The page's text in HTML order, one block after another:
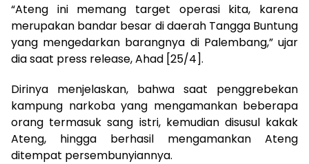
“Ateng ini memang target operasi kita, karena
merupakan bandar besar di daerah Tangga Buntung
yang mengedarkan barangnya di Palembang,” ujar
dia saat press release, Ahad [25/4].
Dirinya menjelaskan, bahwa saat penggrebekan
kampung narkoba yang mengamankan beberapa
orang termasuk sang istri, kemudian disusul kakak
Ateng, hingga berhasil mengamankan Ateng
ditempat persembunyiannya.